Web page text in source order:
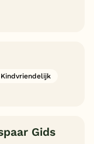
Kindvriendelijk
Gids